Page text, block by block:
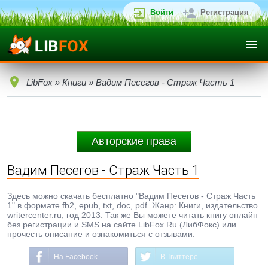
Войти Регистрация
LibFox » Книги » Вадим Песегов - Страж Часть 1
Авторские права
Вадим Песегов - Страж Часть 1
Здесь можно скачать бесплатно "Вадим Песегов - Страж Часть
1" в формате fb2, epub, txt, doc, pdf. Жанр: Книги, издательство
writercenter.ru, год 2013. Так же Вы можете читать книгу онлайн
без регистрации и SMS на сайте LibFox.Ru (ЛибФокс) или
прочесть описание и ознакомиться с отзывами.
На Facebook В Твиттере